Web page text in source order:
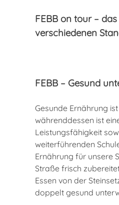
FEBB on tour –
verschiedenen
FEBB – Gesund
Gesunde Ernährung
währenddessen ist
Leistungsfähigkeit
weiterführenden
Ernährung für unsere
Straße frisch
Essen von der
doppelt gesund